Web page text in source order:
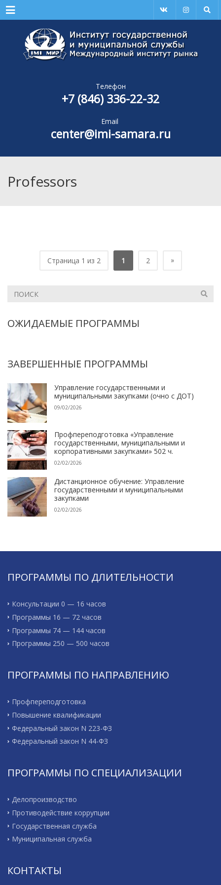
Menu
Телефон
+7 (846) 336-22-32
Email
center@imi-samara.ru
Professors
Страница 1 из 2 1 2 »
ОЖИДАЕМЫЕ ПРОГРАММЫ
ЗАВЕРШЕННЫЕ ПРОГРАММЫ
Управление государственными и
муниципальными закупками (очно с ДОТ)
09/02/2026
Профпереподготовка «Управление
государственными, муниципальными и
корпоративными закупками» 502 ч.
02/02/2026
Дистанционное обучение: Управление
государственными и муниципальными
закупками
02/02/2026
ПРОГРАММЫ ПО ДЛИТЕЛЬНОСТИ
Консультации 0 — 16 часов
Программы 16 — 72 часов
Программы 74 — 144 часов
Программы 250 — 500 часов
ПРОГРАММЫ ПО НАПРАВЛЕНИЮ
Профпереподготовка
Повышение квалификации
Федеральный закон N 223-ФЗ
Федеральный закон N 44-ФЗ
ПРОГРАММЫ ПО СПЕЦИАЛИЗАЦИИ
Делопроизводство
Противодействие коррупции
Государственная служба
Муниципальная служба
КОНТАКТЫ